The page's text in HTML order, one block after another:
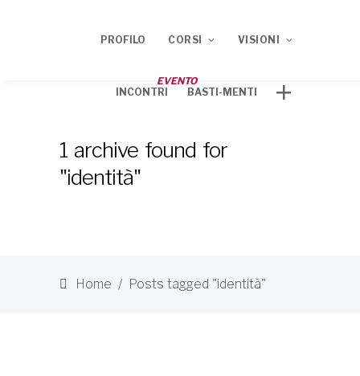
PROFILO CORSI
Corso ECM 2021
VISIONI
INCONTRI
EVENTO
BASTI-MENTI
1 archive found for
"identità"
Home / Posts tagged "identità"